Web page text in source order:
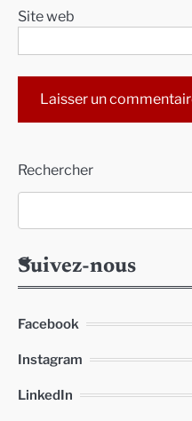
Site web
Rechercher
Suivez-nous
Facebook
Instagram
LinkedIn